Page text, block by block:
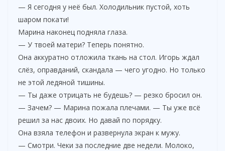
— Я сегодня у неё был. Холодильник пустой, хоть
шаром покати!
Марина наконец подняла глаза.
— У твоей матери? Теперь понятно.
Она аккуратно отложила ткань на стол. Игорь ждал
слёз, оправданий, скандала — чего угодно. Но только
не этой ледяной тишины.
— Ты даже отрицать не будешь? — резко бросил он.
— Зачем? — Марина пожала плечами. — Ты уже всё
решил за нас двоих. Но давай по порядку.
Она взяла телефон и развернула экран к мужу.
— Смотри. Чеки за последние две недели. Молоко,